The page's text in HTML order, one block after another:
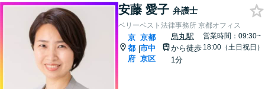
安藤 愛子 弁護士
ベリーベスト法律事務所 京都オフィス
京
都
府
|
京都
市中
京区
烏丸駅
から徒歩
1分
営業時間：09:30~
18:00（土日祝日）